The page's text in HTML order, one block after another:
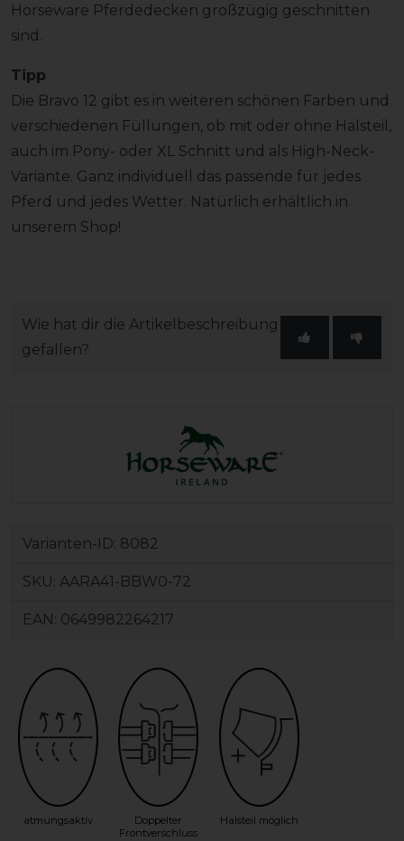
Horseware Pferdedecken großzügig geschnitten
sind.
Tipp
Die Bravo 12 gibt es in weiteren schönen Farben und
verschiedenen Füllungen, ob mit oder ohne Halsteil,
auch im Pony- oder XL Schnitt und als High-Neck-
Variante. Ganz individuell das passende für jedes
Pferd und jedes Wetter. Natürlich erhältlich in
unserem Shop!
Wie hat dir die Artikelbeschreibung
gefallen?
Varianten-ID: 8082
SKU: AARA41-BBW0-72
EAN: 0649982264217
atmungsaktiv
Doppelter
Frontverschluss
Halsteil möglich